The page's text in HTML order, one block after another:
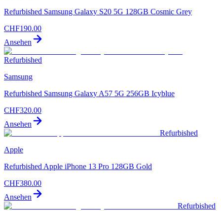
Refurbished Samsung Galaxy S20 5G 128GB Cosmic Grey
CHF190.00
Ansehen
Refurbished
Samsung
Refurbished Samsung Galaxy A57 5G 256GB Icyblue
CHF320.00
Ansehen
Refurbished
Apple
Refurbished Apple iPhone 13 Pro 128GB Gold
CHF380.00
Ansehen
Refurbished